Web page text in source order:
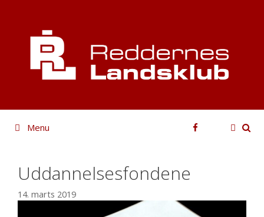
indhold
Facebook
Menu
Uddannelsesfondene
14. marts 2019